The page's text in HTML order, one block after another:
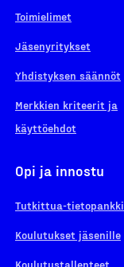
Toimielimet
Jäsenyritykset
Yhdistyksen säännöt
Merkkien kriteerit ja
käyttöehdot
Opi ja innostu
Tutkittua-tietopankki
Koulutukset jäsenille
Koulutustallenteet